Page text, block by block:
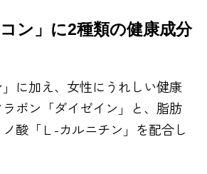
ン」に2種類の健康成分
に加え、女性にうれしい健康
ボン「ダイゼイン」と、脂肪
酸「Ｌ-カルニチン」を配合し